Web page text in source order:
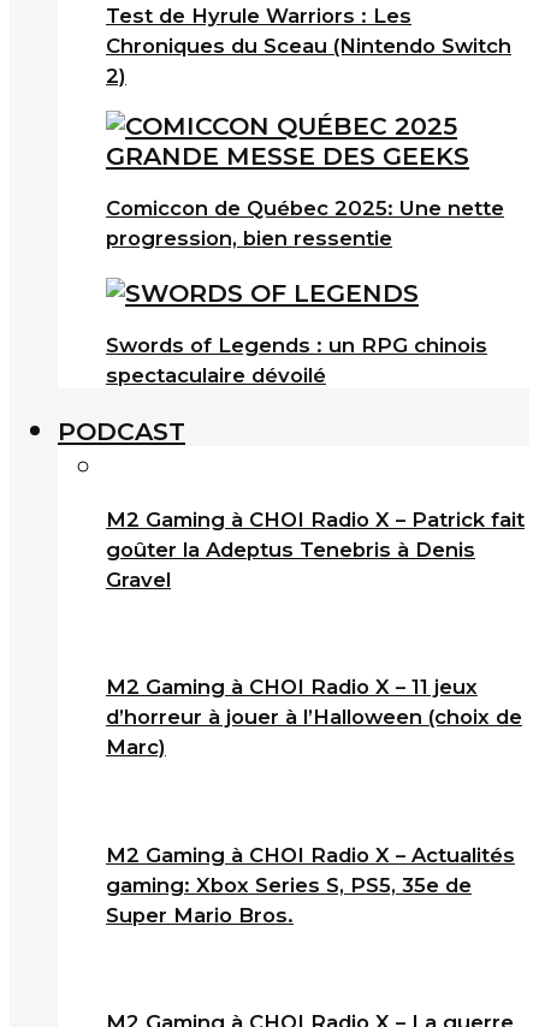
Test de Hyrule Warriors : Les
Chroniques du Sceau (Nintendo Switch
2)
Comiccon de Québec 2025: Une nette
progression, bien ressentie
Swords of Legends : un RPG chinois
spectaculaire dévoilé
PODCAST
M2 Gaming à CHOI Radio X – Patrick fait
goûter la Adeptus Tenebris à Denis
Gravel
M2 Gaming à CHOI Radio X – 11 jeux
d’horreur à jouer à l’Halloween (choix de
Marc)
M2 Gaming à CHOI Radio X – Actualités
gaming: Xbox Series S, PS5, 35e de
Super Mario Bros.